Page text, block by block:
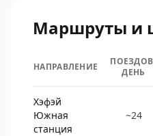
Маршруты и
НАПРАВЛЕНИЕ
ДЕНЬ
Хэфэй
Южная
станция
~24